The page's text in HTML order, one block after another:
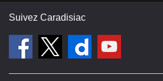
Suivez Caradisiac